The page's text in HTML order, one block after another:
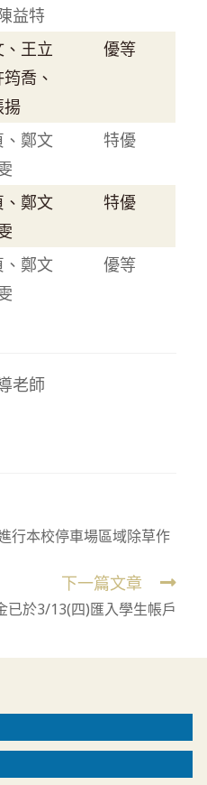
益特
王立
喬、
揚
優等
鄭文
特優
鄭文
特優
鄭文
優等
老師
行本校停車場區域除草作
下一篇文章
已於3/13(四)匯入學生帳戶